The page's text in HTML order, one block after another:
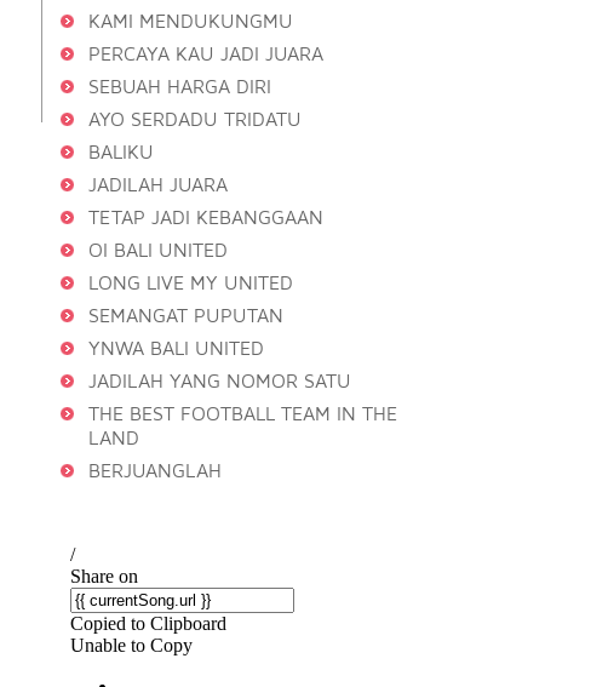
KAMI MENDUKUNGMU
PERCAYA KAU JADI JUARA
SEBUAH HARGA DIRI
AYO SERDADU TRIDATU
BALIKU
JADILAH JUARA
TETAP JADI KEBANGGAAN
OI BALI UNITED
LONG LIVE MY UNITED
SEMANGAT PUPUTAN
YNWA BALI UNITED
JADILAH YANG NOMOR SATU
THE BEST FOOTBALL TEAM IN THE
LAND
BERJUANGLAH